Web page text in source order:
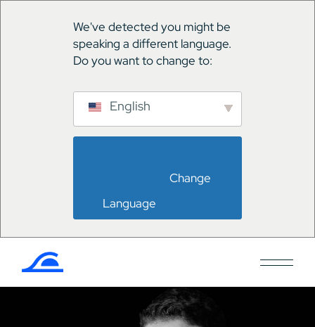
We've detected you might be
speaking a different language.
Do you want to change to:
English
Language